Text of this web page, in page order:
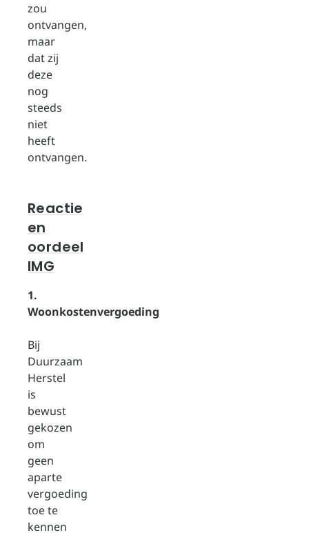
zou
ontvangen,
maar
dat zij
deze
nog
steeds
niet
heeft
ontvangen.
Reactie
en
oordeel
IMG
1.
Woonkostenvergoeding
Bij
Duurzaam
Herstel
is
bewust
gekozen
om
geen
aparte
vergoeding
toe te
kennen